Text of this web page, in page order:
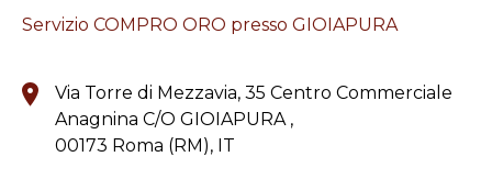
Servizio COMPRO ORO presso GIOIAPURA
Via Torre di Mezzavia, 35 Centro Commerciale
Anagnina C/O GIOIAPURA ,
00173 Roma (RM), IT